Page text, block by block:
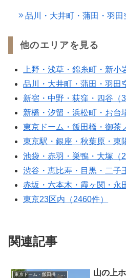
品川・大井町・蒲田・羽田
他のエリアを見る
上野・浅草・錦糸町・新小
品川・大井町・蒲田・羽田
新宿・中野・荻窪・四谷（
新橋・汐留・浜松町・お台
東京ドーム・飯田橋・御茶
東京駅・銀座・秋葉原・東
池袋・赤羽・巣鴨・大塚（
渋谷・恵比寿・目黒・二子
赤坂・六本木・霞ヶ関・永
東京23区内（2460件）
関連記事
山の上